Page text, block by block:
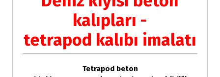
kalıpları -
tetrapod kalıbı imalatı
Tetrapod beton